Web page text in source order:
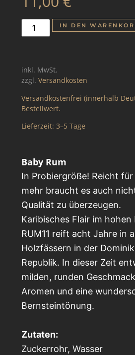
IN DEN
inkl. MwSt.
zzgl. Versandkosten
Versandkostenfrei (innerhalb
Bestellwert.
Lieferzeit: 3–5 Tage
Baby Rum
In Probiergröße! Reicht
mehr braucht es auch
Qualität zu überzeugen.
Karibisches Flair im hohen
RUM11 reift acht Jahre in
Holzfässern in der
Republik. In dieser Zeit
milden, runden
Aromen und eine
Bernsteintönung.
Zutaten:
Zuckerrohr, Wasser